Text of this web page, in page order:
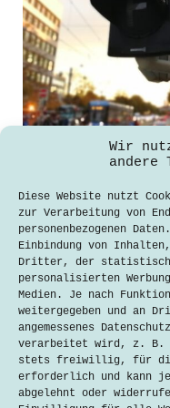
Wir
andere
Diese Website nutzt
zur Verarbeitung von
personenbezogenen
Einbindung von
Dritter, der
personalisierten
Medien. Je nach
weitergegeben und an
angemessenes
verarbeitet wird, z. B.
stets freiwillig, für die
erforderlich und kann
abgelehnt oder
Wie vernetzte
Ampeln den
Alexander
17. Januar
Keine roten
Autofahrer
testet, wie der
Zukunft durch
Ampelschaltung
und VW
Zeit spart und
Tests…
Lesen